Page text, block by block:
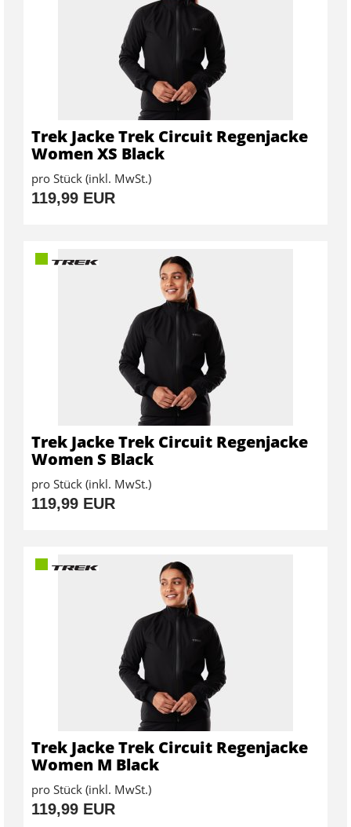
Trek Jacke Trek Circuit Regenjacke
Women XS Black
pro Stück (inkl. MwSt.)
119,99 EUR
Trek Jacke Trek Circuit Regenjacke
Women S Black
pro Stück (inkl. MwSt.)
119,99 EUR
Trek Jacke Trek Circuit Regenjacke
Women M Black
pro Stück (inkl. MwSt.)
119,99 EUR